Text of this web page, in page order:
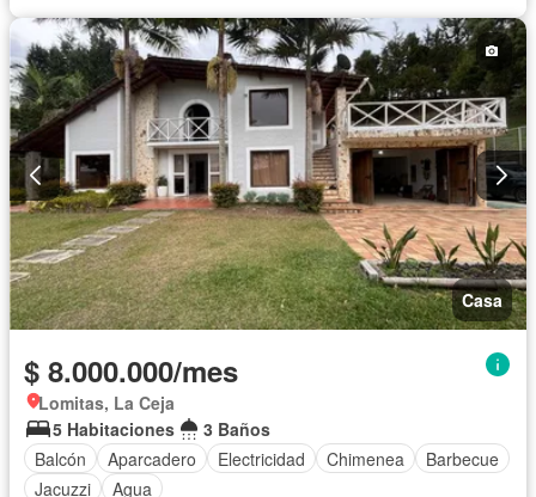
Casa
$ 8.000.000/mes
Lomitas, La Ceja
5 Habitaciones
3 Baños
Balcón
Aparcadero Electricidad Chimenea
Barbecue
Jacuzzi
Agua